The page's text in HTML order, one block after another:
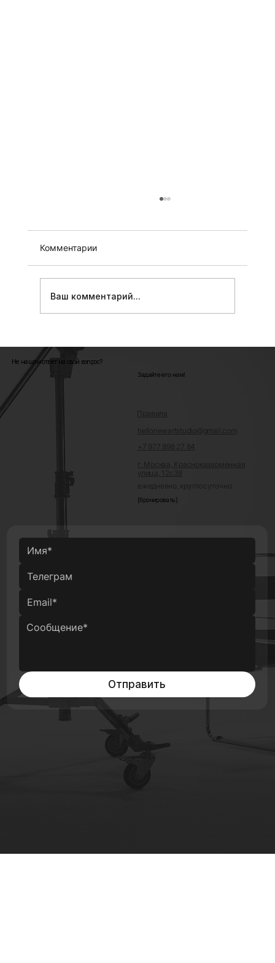
съёмка на конструкции «Циклорама»
Комментарии
Ваш комментарий...
Не нашли ответ на свой вопрос?
Задайте его нам!
+7 977 898 27 84
hellonewartstudio@gmail.com
г. Москва, Красноказарменная
улица, 12с38
ежедневно, круглосуточно
[бронировать]
Правила
Отправить